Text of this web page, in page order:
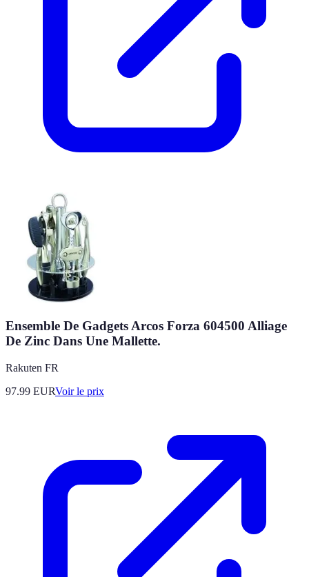
Ensemble De Gadgets Arcos Forza 604500 Alliage
De Zinc Dans Une Mallette.
Rakuten FR
97.99 EURVoir le prix